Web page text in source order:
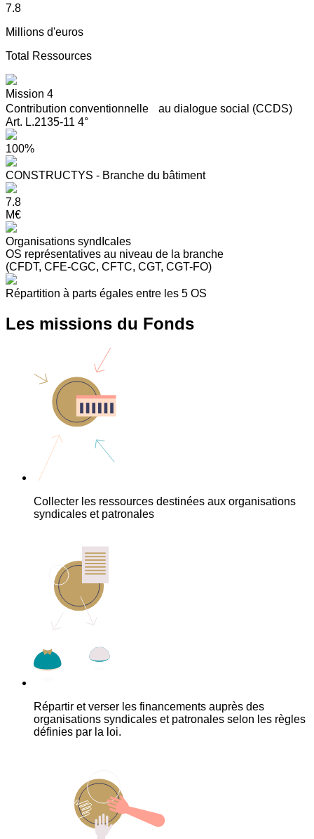
7.8
Millions d'euros
Total Ressources
Mission 4
Contribution conventionnelle au dialogue social (CCDS)
Art. L.2135-11 4°
100%
CONSTRUCTYS - Branche du bâtiment
7.8
M€
Organisations syndIcales
OS représentatives au niveau de la branche
(CFDT, CFE-CGC, CFTC, CGT, CGT-FO)
Répartition à parts égales entre les 5 OS
Les missions du Fonds
Collecter les ressources destinées aux organisations
syndicales et patronales
Répartir et verser les financements auprès des
organisations syndicales et patronales selon les règles
définies par la loi.